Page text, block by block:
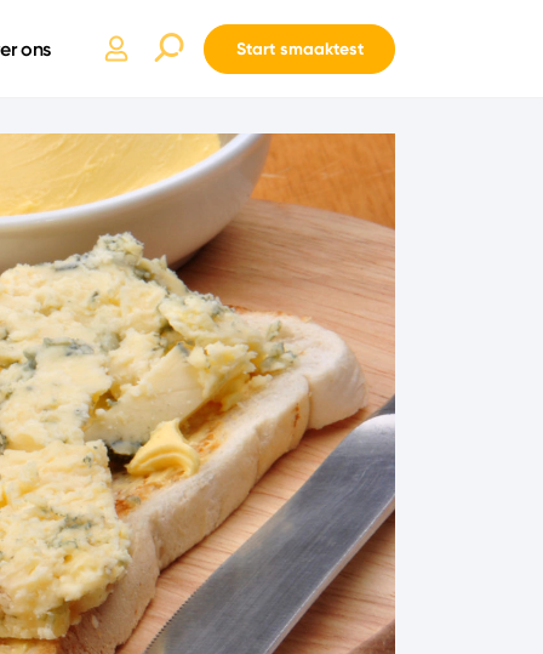
ons Start smaaktest